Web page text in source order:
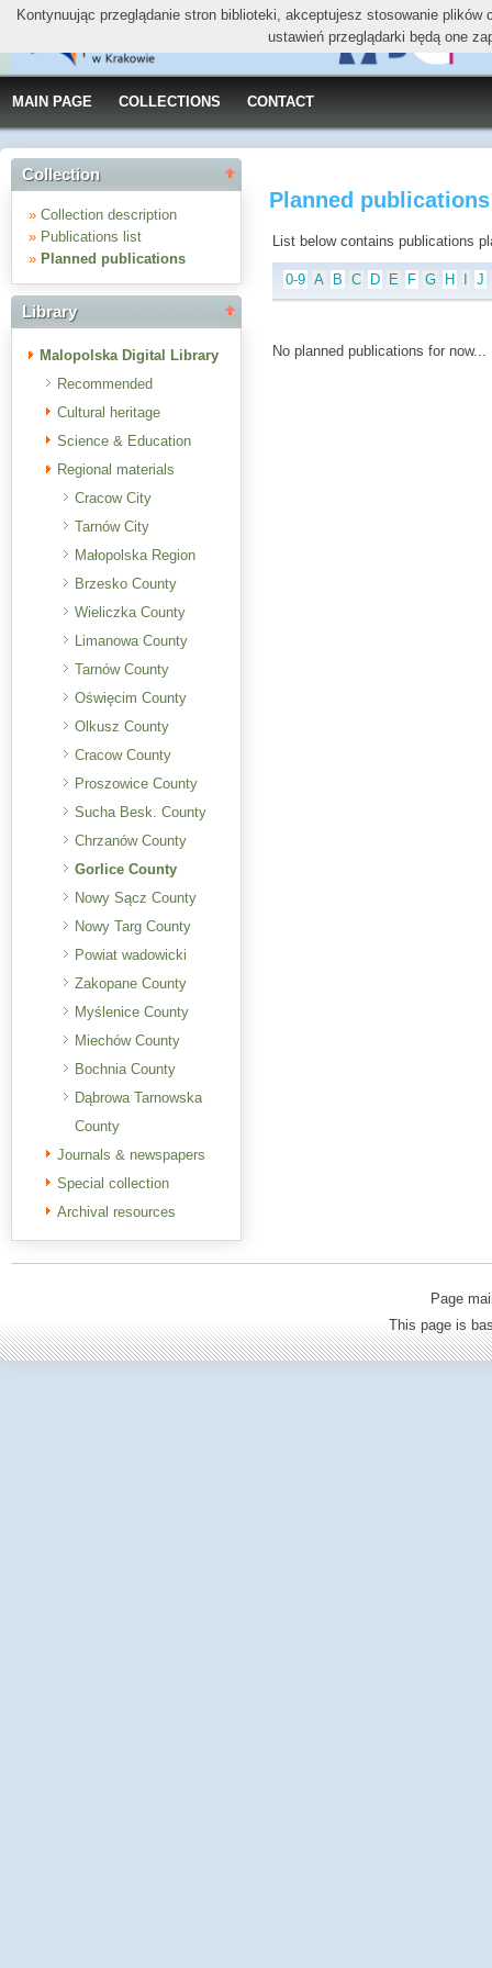
MAIN PAGE COLLECTIONS CONTACT
Collection
» Collection description
» Publications list
» Planned publications
Library
Malopolska Digital Library
Recommended
Cultural heritage
Science & Education
Regional materials
Cracow City
Tarnów City
Małopolska Region
Brzesko County
Wieliczka County
Limanowa County
Tarnów County
Oświęcim County
Olkusz County
Cracow County
Proszowice County
Sucha Besk. County
Chrzanów County
Gorlice County
Nowy Sącz County
Nowy Targ County
Powiat wadowicki
Zakopane County
Myślenice County
Miechów County
Bochnia County
Dąbrowa Tarnowska
County
Journals & newspapers
Special collection
Archival resources
Planned
List below contains publications
0-9 A B C D E F G H J
No planned publications for now...
Page
This page is
Kontynuując przeglądanie stron biblioteki, akceptujesz stosowanie
ustawień przeglądarki będą one